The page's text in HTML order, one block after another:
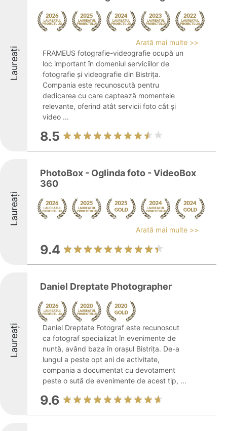
Laureați
Arată mai multe >>
FRAMEUS fotografie-videografie ocupă un
loc important în domeniul serviciilor de
fotografie și videografie din Bistrița.
Compania este recunoscută pentru
dedicarea cu care captează momentele
relevante, oferind atât servicii foto cât și
video ...
8.5
Laureați
PhotoBox - Oglinda foto - VideoBox
360
Arată mai multe >>
9.4
Laureați
Daniel Dreptate Photographer
Daniel Dreptate Fotograf este recunoscut
ca fotograf specializat în evenimente de
nuntă, având baza în orașul Bistrița. De-a
lungul a peste opt ani de activitate,
compania a documentat cu devotament
peste o sută de evenimente de acest tip, ...
9.6